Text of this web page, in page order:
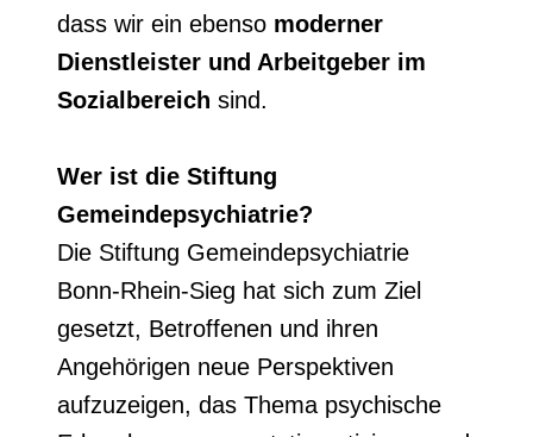
dass wir ein ebenso moderner
Dienstleister und Arbeitgeber im
Sozialbereich sind.
Wer ist die Stiftung
Gemeindepsychiatrie?
Die Stiftung Gemeindepsychiatrie
Bonn-Rhein-Sieg hat sich zum Ziel
gesetzt, Betroffenen und ihren
Angehörigen neue Perspektiven
aufzuzeigen, das Thema psychische